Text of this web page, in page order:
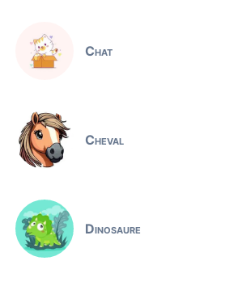
Chat
Cheval
Dinosaure